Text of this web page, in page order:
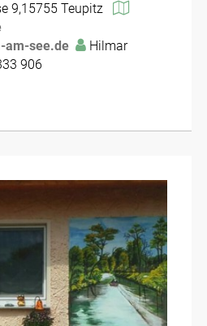
9,15755 Teupitz
am-see.de
Hilmar
906